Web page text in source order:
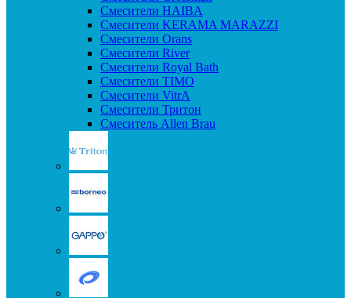
Смесители HAIBA
Смесители KERAMA MARAZZI
Смесители Orans
Смесители River
Смесители Royal Bath
Смесители TIMO
Смесители VitrA
Смесители Тритон
Смеситель Allen Brau